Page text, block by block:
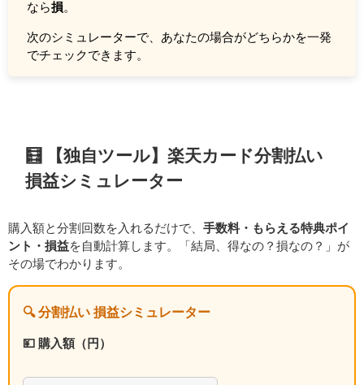
なら損。
次のシミュレーターで、あなたの場合がどちらかを一発
でチェックできます。
🧮 【独自ツール】楽天カード分割払い
損益シミュレーター
購入額と分割回数を入れるだけで、 手数料・もらえる特典ポイ
ント・損益を自動計算します。「結局、得なの？損なの？」が
その場でわかります。
🔍 分割払い 損益シミュレーター
💴 購入額（円）